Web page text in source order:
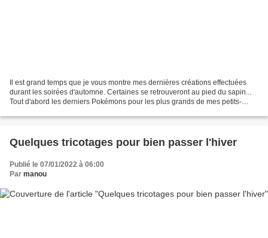
Il est grand temps que je vous montre mes dernières créations effectuées
durant les soirées d'automne. Certaines se retrouveront au pied du sapin...
Tout d'abord les derniers Pokémons pour les plus grands de mes petits-
Quelques tricotages pour bien passer l'hiver
Publié le 07/01/2022 à 06:00
Par manou